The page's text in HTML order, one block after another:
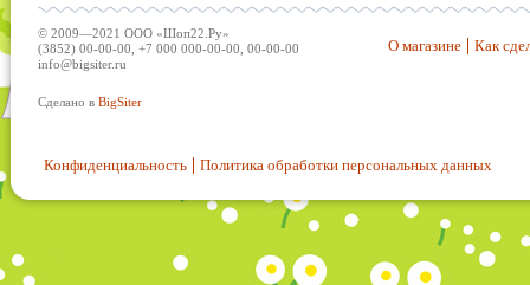
© 2009—2021 ООО «Шоп22.Ру»
(3852) 00-00-00, +7 000 000-00-00, 00-00-00
info@bigsiter.ru
Сделано в BigSiter
О магазине Как
Конфиденциальность Политика обработки персональных данных